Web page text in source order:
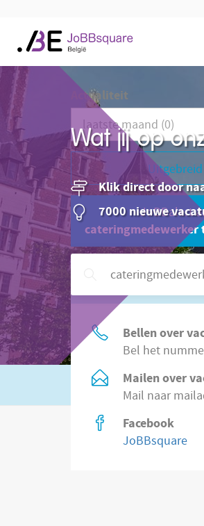
Wat jij op
Klik direct door
7000 nieuwe
Of zoek in2.200
Actualiteit
JoBBalert
cateringmedewerker
Hulp nodig?
Bellen over
Bel het
Mailen over
Mail naar
Facebook
JoBBsquare